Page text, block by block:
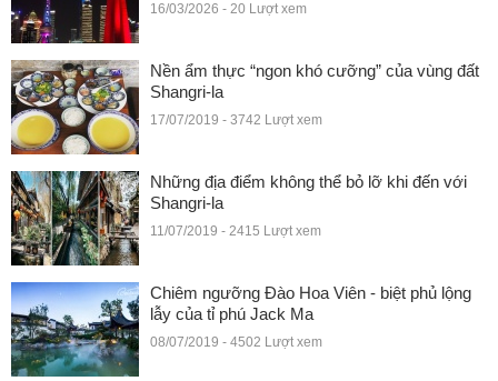
16/03/2026 - 20 Lượt xem
Nền ẩm thực “ngon khó cưỡng” của vùng đất
Shangri-la
17/07/2019 - 3742 Lượt xem
Những địa điểm không thể bỏ lỡ khi đến với
Shangri-la
11/07/2019 - 2415 Lượt xem
Chiêm ngưỡng Đào Hoa Viên - biệt phủ lộng
lẫy của tỉ phú Jack Ma
08/07/2019 - 4502 Lượt xem